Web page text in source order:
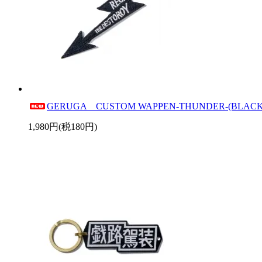
GERUGA CUSTOM WAPPEN-THUNDER-
1,980円(税180円)